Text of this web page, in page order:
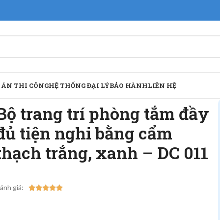
ÁN THI CÔNGHỆ THỐNG ĐẠI LÝBẢO HÀNHLIÊN HỆ
trang trí phòng tắm đầy
tiện nghi bằng cẩm
trắng, xanh – DC 011
giá: 